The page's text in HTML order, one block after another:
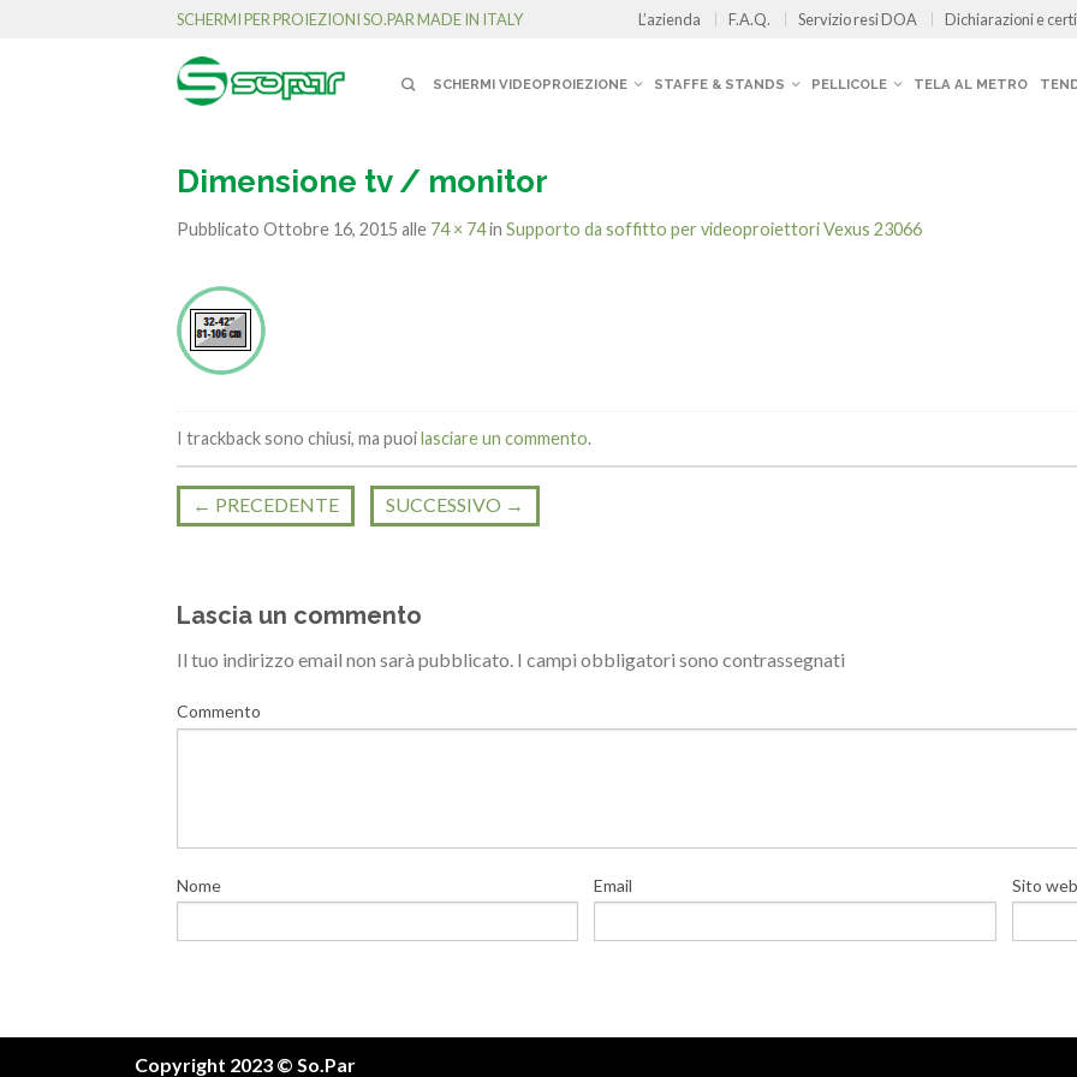
SCHERMI PER PROIEZIONI SO.PAR MADE IN ITALY L’azienda F.A.Q. Servizio resi DOA Dichiarazioni e
SCHERMI VIDEOPROIEZIONE STAFFE & STANDS PELLICOLE TELA AL METRO
Dimensione tv / monitor
Pubblicato Ottobre 16, 2015 alle 74 × 74in Supporto da soffitto per videoproiettori Vexus 23066
I trackback sono chiusi, ma puoilasciare un commento.
← PRECEDENTE SUCCESSIVO →
Lascia un commento
Il tuo indirizzo email non sarà pubblicato. I campi obbligatori sono contrassegnati
Commento
Nome Email Sito web
Copyright 2023 © So.Par